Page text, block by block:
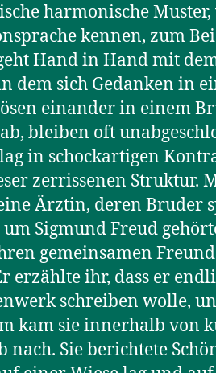
harmonische
kennen, zum
Hand in Hand mit
dem sich Gedanken in
einander in einem
bleiben oft
in schockartigen
zerrissenen Struktur.
Ärztin, deren Bruder
Sigmund Freud
gemeinsamen
erzählte ihr, dass er
schreiben wolle,
kam sie innerhalb von
nach. Sie berichtete